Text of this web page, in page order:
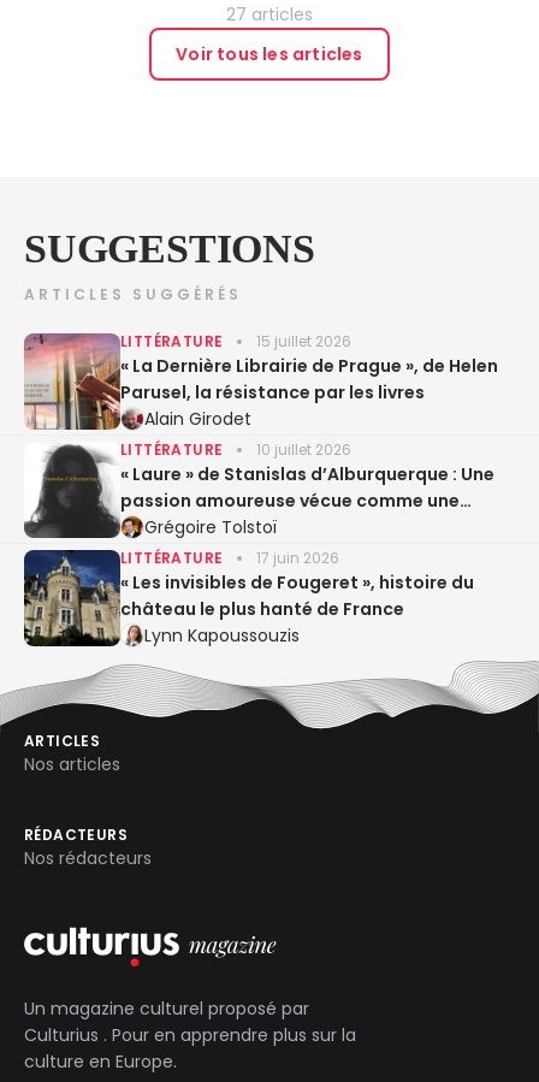
27 articles
Voir tous les articles
SUGGESTIONS
ARTICLES SUGGÉRÉS
LITTÉRATURE 15 juillet 2026
« La Dernière Librairie de Prague », de Helen
Parusel, la résistance par les livres
Alain Girodet
LITTÉRATURE 10 juillet 2026
« Laure » de Stanislas d’Alburquerque : Une
passion amoureuse vécue comme une
expérience sacrée
Grégoire Tolstoï
LITTÉRATURE 17 juin 2026
« Les invisibles de Fougeret », histoire du
château le plus hanté de France
Lynn Kapoussouzis
Un magazine culturel proposé par
Culturius . Pour en apprendre plus sur la
culture en Europe.
ARTICLES
Nos articles
RÉDACTEURS
Nos rédacteurs